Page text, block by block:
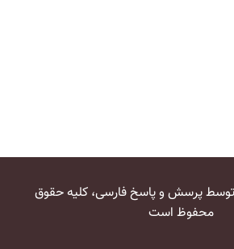
2026© توسط پرسش و پاسخ فارسی، کلیه حقوق
محفوظ است